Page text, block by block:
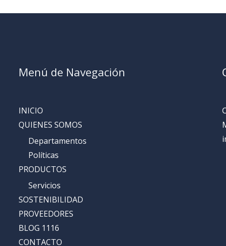
Menú de Navegación
INICIO
QUIENES SOMOS
Departamentos
Políticas
PRODUCTOS
Servicios
SOSTENIBILIDAD
PROVEEDORES
BLOG 1116
CONTACTO